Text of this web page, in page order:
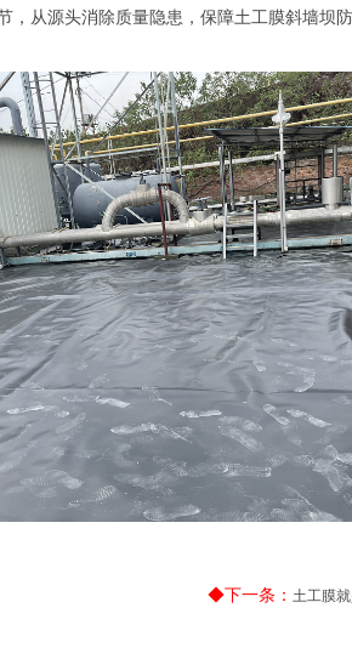
从源头消除质量隐患，保障土工膜斜墙
◆下一条： 土工膜